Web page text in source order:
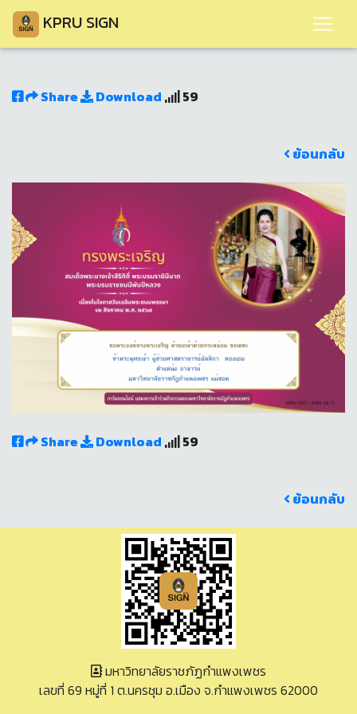
KPRU SIGN
Share Download 59
ย้อนกลับ
Share Download 59
ย้อนกลับ
มหาวิทยาลัยราชภัฏกำแพงเพชร
เลขที่ 69 หมู่ที่ 1 ต.นครชุม อ.เมือง จ.กำแพงเพชร 62000